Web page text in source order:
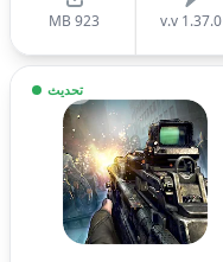
v.v 1.37.0
923 MB
تحديث